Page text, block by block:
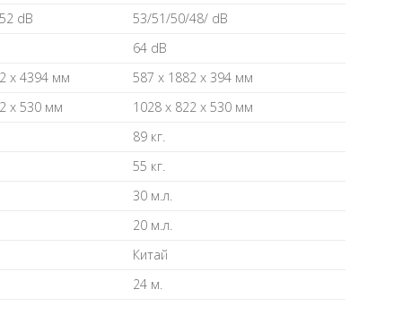
dB
53/51/50/48/ dB
64 dB
x 4394 мм
587 x 1882 x 394 мм
x 530 мм
1028 x 822 x 530 мм
89 кг.
55 кг.
30 м.л.
20 м.л.
Китай
24 м.